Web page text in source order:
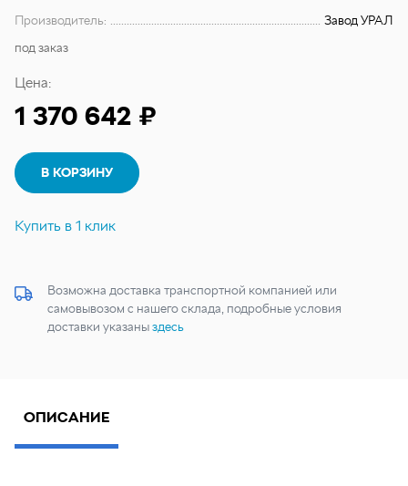
Производитель:
Завод УРАЛ
под заказ
Цена:
1 370 642 ₽
В КОРЗИНУ
Купить в 1 клик
Возможна доставка транспортной компанией или
самовывозом с нашего склада, подробные условия
доставки указаныздесь
ОПИСАНИЕ